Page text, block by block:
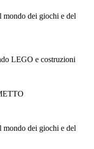
dei giochi e del
LEGO e costruzioni
dei giochi e del